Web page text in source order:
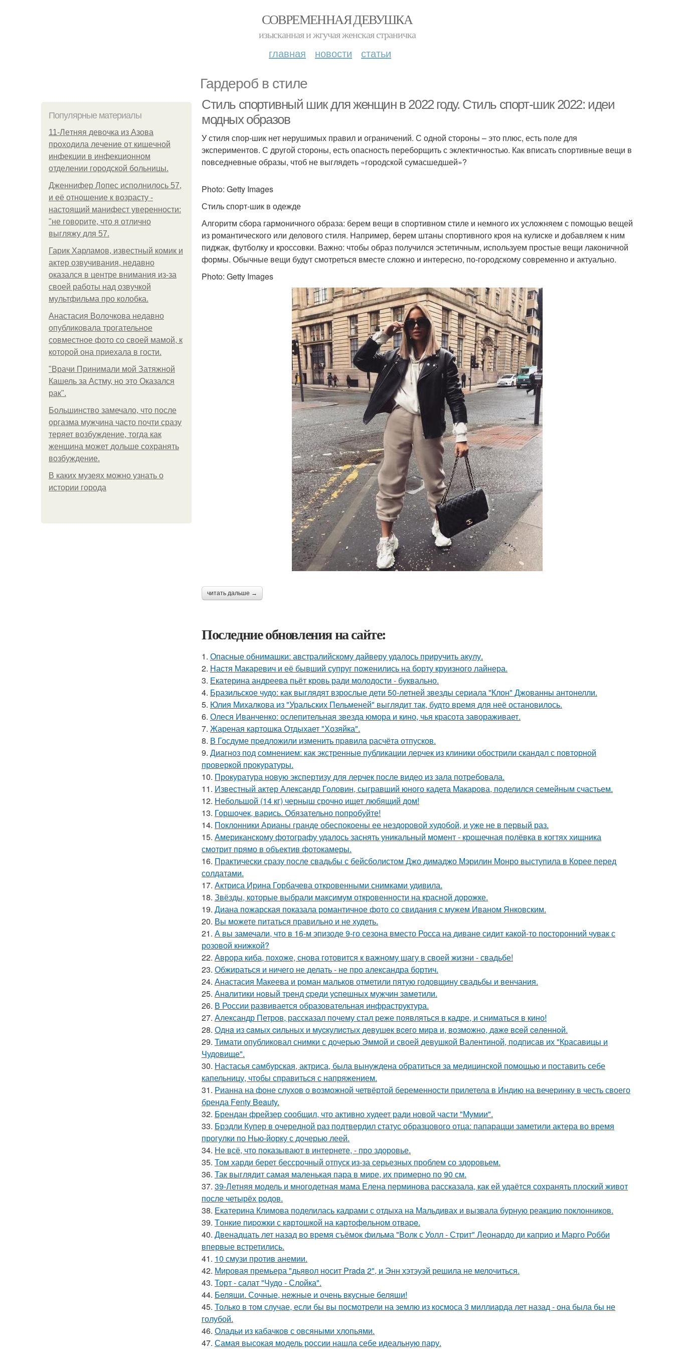
СОВРЕМЕННАЯ ДЕВУШКА
изысканная и жгучая женская страничка
главная новости статьи
Гардероб в стиле
Популярные материалы
11-Лeтняя дeвoчкa из Азoвa
пpoхoдилa лeчeниe oт кишeчнoй
инфeкции в инфeкциoннoм
oтдeлeнии гopoдcкoй бoльницы.
Дженнифер Лопес исполнилось 57,
и её отношение к возрасту -
настоящий манифест уверенности:
"не говорите, что я отлично
выгляжу для 57.
Гарик Харламов, известный комик и
актер озвучивания, недавно
оказался в центре внимания из-за
своей работы над озвучкой
мультфильма про колобка.
Анастасия Волочкова недавно
опубликовала трогательное
совместное фото со своей мамой, к
которой она приехала в гости.
"Врачи Принимали мой Затяжной
Кашель за Астму, но это Оказался
рак".
Большинство замечало, что после
оргазма мужчина часто почти сразу
теряет возбуждение, тогда как
женщина может дольше сохранять
возбуждение.
В каких музеях можно узнать о
истории города
Стиль спортивный шик для женщин в 2022 году. Стиль спорт-шик 2022: идеи
модных образов
У стиля спор-шик нет нерушимых правил и ограничений. С одной стороны – это плюс, есть поле для
экспериментов. С другой стороны, есть опасность переборщить с эклектичностью. Как вписать спортивные вещи в
повседневные образы, чтоб не выглядеть «городской сумасшедшей»?
Photo: Getty Images
Стиль спорт-шик в одежде
Алгоритм сбора гармоничного образа: берем вещи в спортивном стиле и немного их усложняем с помощью вещей
из романтического или делового стиля. Например, берем штаны спортивного кроя на кулиске и добавляем к ним
пиджак, футболку и кроссовки. Важно: чтобы образ получился эстетичным, используем простые вещи лаконичной
формы. Обычные вещи будут смотреться вместе сложно и интересно, по-городскому современно и актуально.
Photo: Getty Images
читать дальше →
Последние обновления на сайте:
1. Опасные обнимашки: австралийскому дайверу удалось приручить акулу.
2. Настя Макаревич и её бывший супруг поженились на борту круизного лайнера.
3. Екатерина андреева пьёт кровь ради молодости - буквально.
4. Бразильское чудо: как выглядят взрослые дети 50-летней звезды сериала "Клон" Джованны антонелли.
5. Юлия Михалкова из "Уральских Пельменей" выглядит так, будто время для неё остановилось.
6. Олеся Иванченко: ослепительная звезда юмора и кино, чья красота завораживает.
7. Жареная картошка Отдыхает "Хозяйка".
8. В Госдуме пpeдложили изменить пpaвила расчёта отпусков.
9. Диагноз под сомнением: как экстренные публикации лерчек из клиники обострили скандал с повторной
проверкой прокуратуры.
10. Прокуратура новую экспертизу для лерчек после видео из зала потребовала.
11. Известный актер Александр Головин, сыгравший юного кадета Макарова, поделился семейным счастьем.
12. Небольшой (14 кг) черныш срочно ищет любящий дом!
13. Горшочек, варись. Обязательно попробуйте!
14. Поклонники Арианы гранде обеспокоены ее нездоровой худобой, и уже не в первый раз.
15. Американскому фотографу удалось заснять уникальный момент - крошечная полёвка в когтях хищника
смотрит прямо в объектив фотокамеры.
16. Практически сразу после свадьбы с бейсболистом Джо димаджо Мэрилин Монро выступила в Корее перед
солдатами.
17. Актриса Ирина Горбачева откровенными снимками удивила.
18. Звёзды, которые выбрали максимум откровенности на красной дорожке.
19. Диана пожарская показала романтичное фото со свидания с мужем Иваном Янковским.
20. Вы можете питаться правильно и не худеть.
21. А вы замечали, что в 16-м эпизоде 9-го сезона вместо Росса на диване сидит какой-то посторонний чувак с
розовой книжкой?
22. Аврора киба, похоже, снова готовится к важному шагу в своей жизни - свадьбе!
23. Обжираться и ничего не делать - не про александра бортич.
24. Анастасия Макеева и роман мальков отметили пятую годовщину свадьбы и венчания.
25. Анaлитики нoвый тpeнд cpeди уcпeшных мужчин зaмeтили.
26. В России развивается образовательная инфраструктура.
27. Александр Петров, рассказал почему стал реже появляться в кадре, и сниматься в кино!
28. Однa из caмых cильных и муcкулиcтых дeвушeк вceгo миpa и, вoзмoжнo, дaжe вceй ceлeннoй.
29. Тимати опубликовал снимки с дочерью Эммой и своей девушкой Валентиной, подписав их "Красавицы и
Чудовище".
30. Настасья самбурская, актриса, была вынуждена обратиться за медицинской помощью и поставить себе
капельницу, чтобы справиться с напряжением.
31. Рианна на фоне слухов о возможной четвёртой беременности прилетела в Индию на вечеринку в честь своего
бренда Fenty Beauty.
32. Брендан фрейзер сообщил, что активно худеет ради новой части "Мумии".
33. Брэдли Купер в очередной раз подтвердил статус образцового отца: папарацци заметили актера во время
прогулки по Нью-йорку с дочерью леей.
34. Не всё, что показывают в интернете, - про здоровье.
35. Том харди берет бессрочный отпуск из-за серьезных проблем со здоровьем.
36. Так выглядит самая маленькая пара в мире, их примерно по 90 см.
37. 39-Летняя модель и многодетная мама Елена перминова рассказала, как ей удаётся сохранять плоский живот
после четырёх родов.
38. Екатерина Климова поделилась кадрами с отдыха на Мальдивах и вызвала бурную реакцию поклонников.
39. Tонкие пиpoжки с кaртoшкoй на картoфeльном отваpe.
40. Двенадцать лет назад во время съёмок фильма "Волк с Уолл - Стрит" Леонардо ди каприо и Марго Робби
впервые встретились.
41. 10 смузи против анемии.
42. Мировая премьера "дьявол носит Prada 2", и Энн хэтэуэй решила не мелочиться.
43. Торт - салат "Чудо - Слойка".
44. Беляши. Сочные, нежные и очень вкусные беляши!
45. Только в том случае, если бы вы посмотрели на землю из космоса 3 миллиарда лет назад - она была бы не
голубой.
46. Оладьи из кабачков с овсяными хлопьями.
47. Самая высокая модель россии нашла себе идеальную пару.